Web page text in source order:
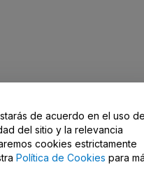
de acuerdo en el uso
del sitio y la relevancia
cookies estrictamente
Política de Cookies para